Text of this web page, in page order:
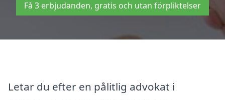
Få 3 erbjudanden, gratis och utan förpliktelser
Letar du efter en pålitlig advokat i